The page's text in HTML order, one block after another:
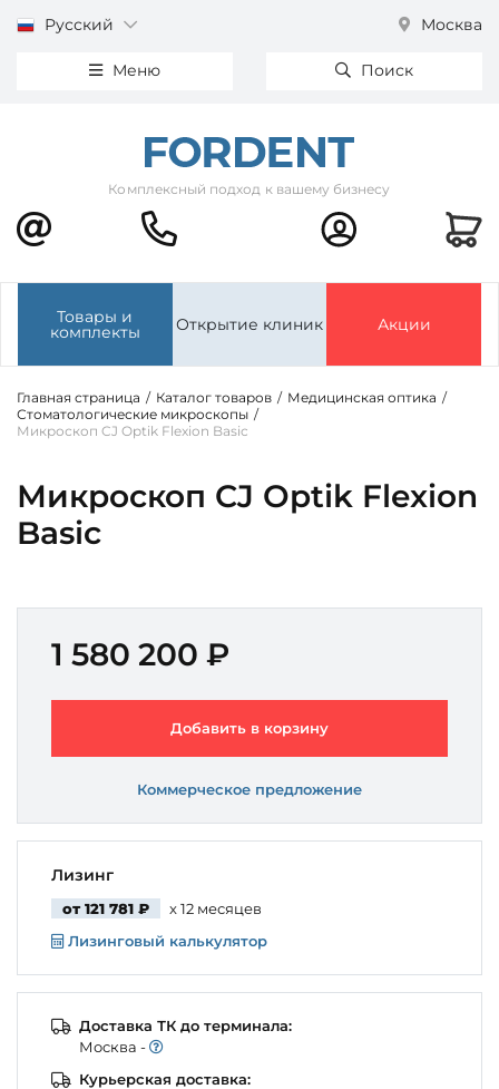
Русский Москва
Меню Поиск
Комплексный подход к вашему бизнесу
Товары и
комплекты Открытие клиник Акции
Главная страница / Каталог товаров / Медицинская оптика /
Стоматологические микроскопы /
Микроскоп CJ Optik Flexion Basic
Микроскоп CJ Optik Flexion
Basic
1 580 200 ₽
Добавить в корзину
Коммерческое предложение
Лизинг
от 121 781 ₽
x 12 месяцев
Лизинговый калькулятор
Доставка ТК до терминала:
Моcква -
Курьерская доставка: